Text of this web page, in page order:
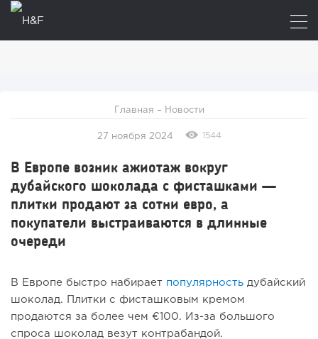
Главная – Новости
27 ноября 2024 1544
В Европе возник ажиотаж вокруг
дубайского шоколада с фисташками —
плитки продают за сотни евро, а
покупатели выстраиваются в длинные
очереди
В Европе быстро набирает популярность дубайский
шоколад. Плитки с фисташковым кремом
продаются за более чем €100. Из-за большого
спроса шоколад везут контрабандой.